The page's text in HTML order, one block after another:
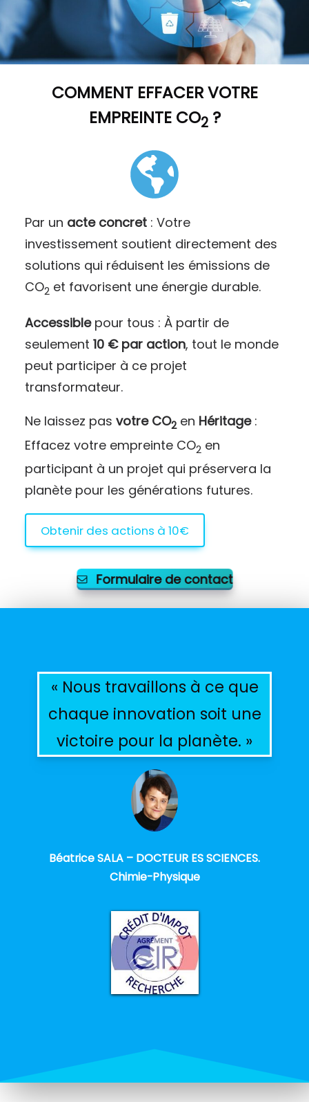
COMMENT EFFACER VOTRE
EMPREINTE CO2?
Par un acte concret: Votre
investissement soutient directement des
solutions qui réduisent les émissions de
CO2 et favorisent une énergie durable.
Accessiblepour tous : À partir de
seulement 10 € par action, tout le monde
peut participer à ce projet
transformateur.
Ne laissez pas votre CO2en Héritage:
Effacez votre empreinte CO2 en
participant à un projet qui préservera la
planète pour les générations futures.
Obtenir des actions à 10€
Formulaire de contact
« Nous travaillons à ce que
chaque innovation soit une
victoire pour la planète. »
Béatrice SALA – DOCTEUR ES SCIENCES.
Chimie-Physique